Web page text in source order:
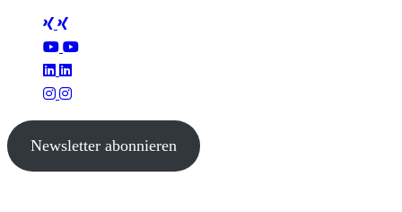
Newsletter abonnieren